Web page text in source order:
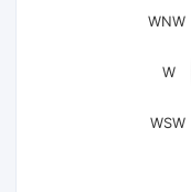
WSW
W
WNW